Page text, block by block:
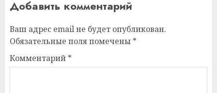
Добавить комментарий
Ваш адрес email не будет опубликован.
Обязательные поля помечены *
Комментарий *